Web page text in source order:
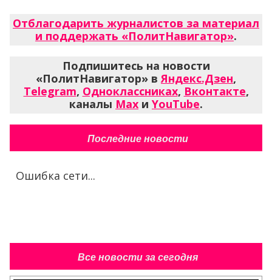
Отблагодарить журналистов за материал
и поддержать «ПолитНавигатор».
Подпишитесь на новости
«ПолитНавигатор» в Яндекс.Дзен,
Telegram, Одноклассниках, Вконтакте,
каналы Max и YouTube.
Последние новости
Ошибка сети...
Все новости за сегодня